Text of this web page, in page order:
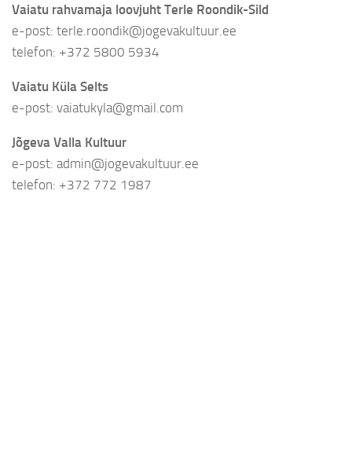
Vaiatu rahvamaja loovjuht Terle Roondik-Sild
e-post: terle.roondik@jogevakultuur.ee
telefon: +372 5800 5934
Vaiatu Küla Selts
e-post: vaiatukyla@gmail.com
Jõgeva Valla Kultuur
e-post: admin@jogevakultuur.ee
telefon: +372 772 1987